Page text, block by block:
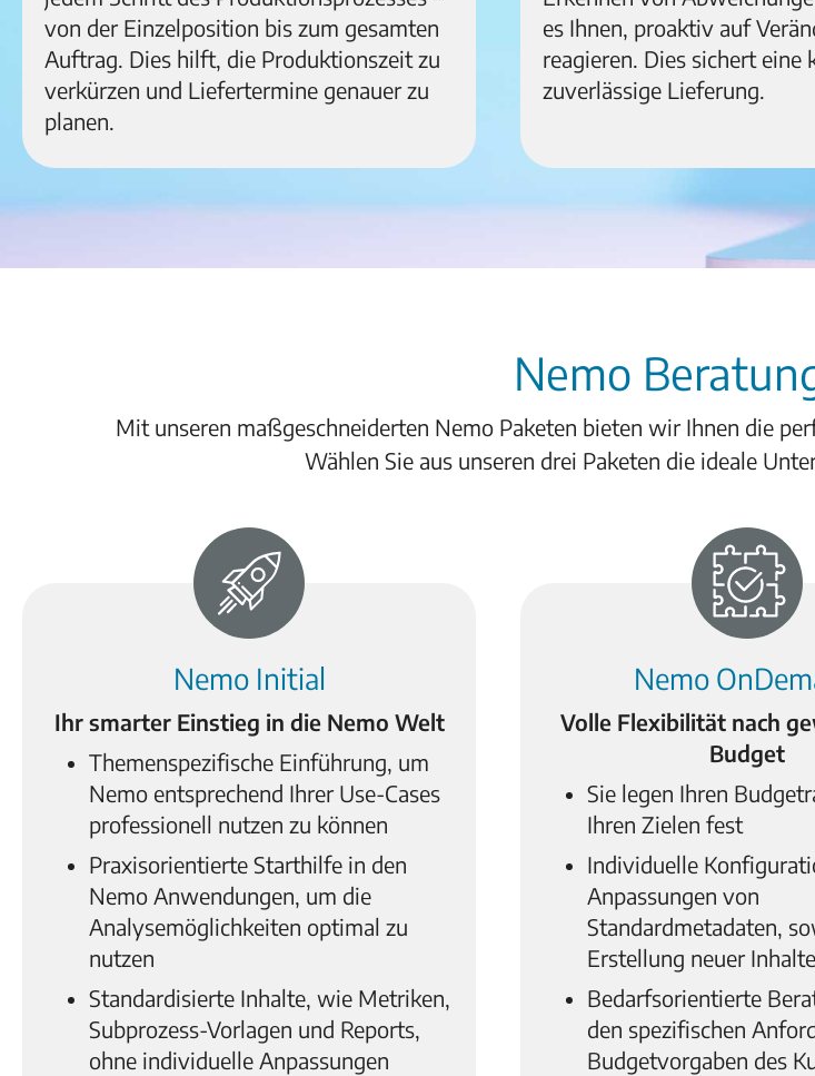
von der Einzelposition bis zum gesamten
Auftrag. Dies hilft, die Produktionszeit zu
verkürzen und Liefertermine genauer zu
planen.
es Ihnen, proaktiv auf
reagieren. Dies sichert eine
zuverlässige Lieferung.
Nemo
Mit unseren maßgeschneiderten Nemo Paketen bieten wir Ihnen die
Wählen Sie aus unseren drei Paketen die ideale
Nemo Initial
Ihr smarter Einstieg in die Nemo Welt
Themenspezifische Einführung, um
Nemo entsprechend Ihrer Use-Cases
professionell nutzen zu können
Praxisorientierte Starthilfe in den
Nemo Anwendungen, um die
Analysemöglichkeiten optimal zu
nutzen
Standardisierte Inhalte, wie Metriken,
Subprozess-Vorlagen und Reports,
ohne individuelle Anpassungen
Nemo
Volle Flexibilität nach
Budget
Sie legen Ihren
Ihren Zielen fest
Individuelle
Anpassungen von
Standardmetadaten,
Erstellung neuer Inhalte
Bedarfsorientierte
den spezifischen
Budgetvorgaben des